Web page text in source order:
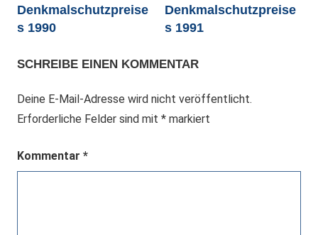
Denkmalschutzpreise
s 1990
Denkmalschutzpreise
s 1991
SCHREIBE EINEN KOMMENTAR
Deine E-Mail-Adresse wird nicht veröffentlicht.
Erforderliche Felder sind mit * markiert
Kommentar *